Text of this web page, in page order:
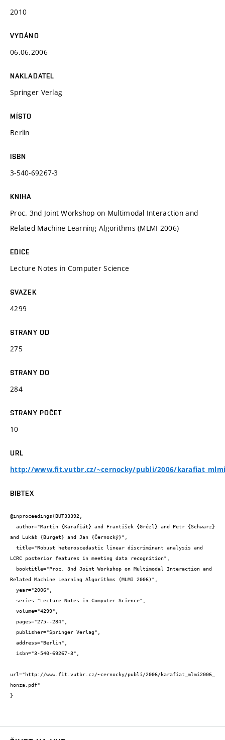
2010
VYDÁNO
06.06.2006
NAKLADATEL
Springer Verlag
MÍSTO
Berlin
ISBN
3-540-69267-3
KNIHA
Proc. 3nd Joint Workshop on Multimodal Interaction and
Related Machine Learning Algorithms (MLMI 2006)
EDICE
Lecture Notes in Computer Science
SVAZEK
4299
STRANY OD
275
STRANY DO
284
STRANY POČET
10
URL
http://www.fit.vutbr.cz/~cernocky/publi/2006/
BIBTEX
@inproceedings{BUT33392,
and Lukáš {Burget} and Jan {Černocký}",
LCRC posterior features in meeting data recognition",
Related Machine Learning Algorithms (MLMI 2006)",
url="http://www.fit.vutbr.cz/~cernocky/publi/2006/karafiat_mlmi2006_
honza.pdf"
}